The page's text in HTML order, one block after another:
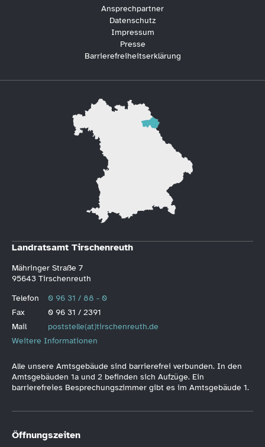
Ansprechpartner
Datenschutz
Impressum
Presse
Barrierefreiheitserklärung
Landratsamt Tirschenreuth
Mähringer Straße 7
95643 Tirschenreuth
Telefon
0 96 31 / 88 - 0
Fax
0 96 31 / 2391
Mail
poststelle(at)tirschenreuth.de
Weitere Informationen
Alle unsere Amtsgebäude sind barrierefrei verbunden. In den
Amtsgebäuden 1a und 2 befinden sich Aufzüge. Ein
barrierefreies Besprechungszimmer gibt es im Amtsgebäude 1.
Öffnungszeiten